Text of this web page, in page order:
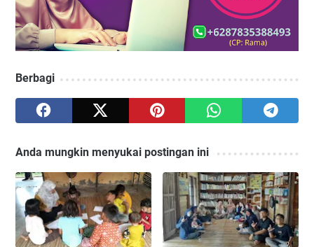
Berbagi
Anda mungkin menyukai postingan ini